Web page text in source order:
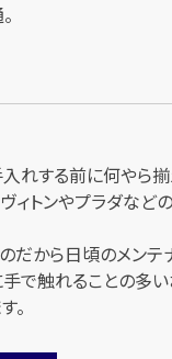
れする前に何やら
ィトンやプラダな
だから日頃のメン
で触れることの多
。